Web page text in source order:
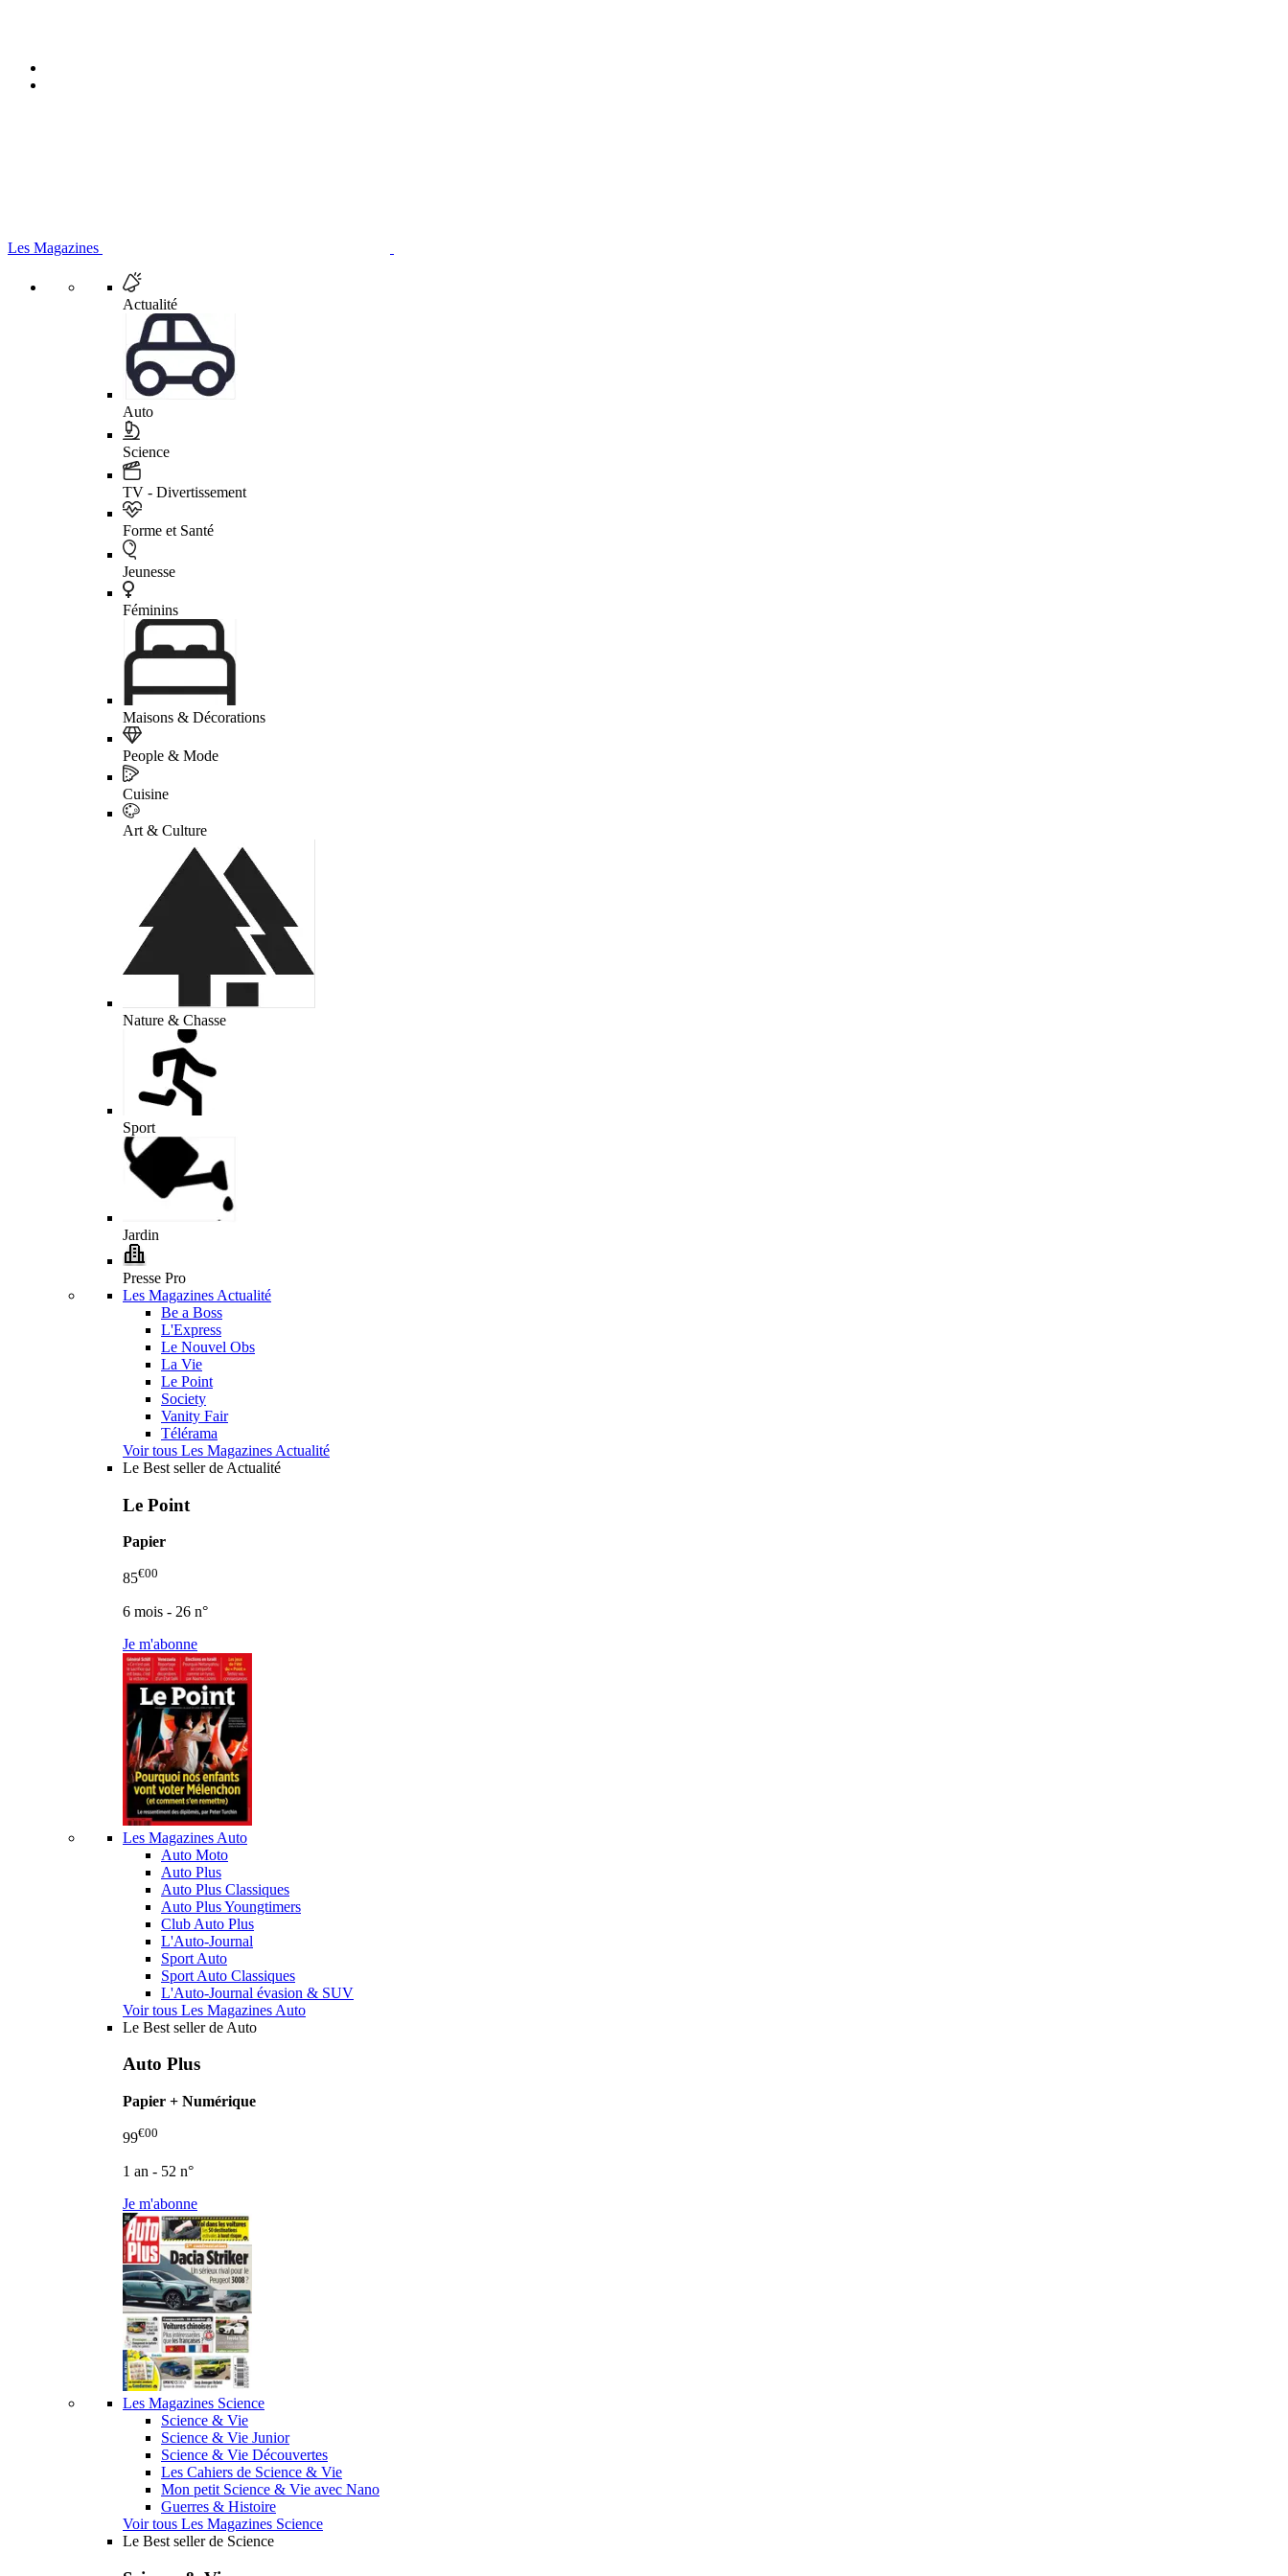
Les Magazines
Actualité
Auto
Science
TV - Divertissement
Forme et Santé
Jeunesse
Féminins
Maisons & Décorations
People & Mode
Cuisine
Art & Culture
Nature & Chasse
Sport
Jardin
Presse Pro
Les Magazines Actualité
Be a Boss
L'Express
Le Nouvel Obs
La Vie
Le Point
Society
Vanity Fair
Télérama
Voir tous Les Magazines Actualité
Le Best seller de Actualité
Le Point
Papier
85€00
6 mois - 26 n°
Je m'abonne
Les Magazines Auto
Auto Moto
Auto Plus
Auto Plus Classiques
Auto Plus Youngtimers
Club Auto Plus
L'Auto-Journal
Sport Auto
Sport Auto Classiques
L'Auto-Journal évasion & SUV
Voir tous Les Magazines Auto
Le Best seller de Auto
Auto Plus
Papier + Numérique
99€00
1 an - 52 n°
Je m'abonne
Les Magazines Science
Science & Vie
Science & Vie Junior
Science & Vie Découvertes
Les Cahiers de Science & Vie
Mon petit Science & Vie avec Nano
Guerres & Histoire
Voir tous Les Magazines Science
Le Best seller de Science